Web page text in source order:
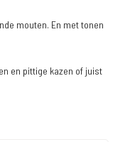
mouten. En met tonen
en pittige kazen of juist